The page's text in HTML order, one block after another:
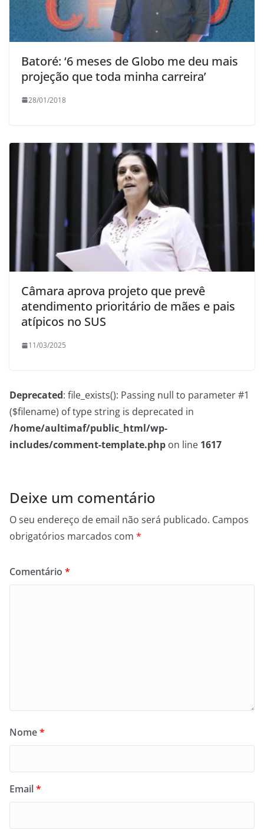
Batoré: ‘6 meses de Globo me deu mais
projeção que toda minha carreira’
28/01/2018
Câmara aprova projeto que prevê
atendimento prioritário de mães e pais
atípicos no SUS
11/03/2025
Deprecated: file_exists(): Passing null to parameter #1
($filename) of type string is deprecated in
/home/aultimaf/public_html/wp-
includes/comment-template.php on line 1617
Deixe um comentário
O seu endereço de email não será publicado. Campos
obrigatórios marcados com *
Comentário *
Nome*
Email*